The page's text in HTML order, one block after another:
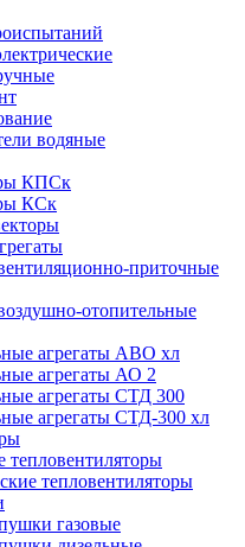
водяные
КПСк
КСк
приточные
отопительные
агрегаты АВО хл
агрегаты АО 2
агрегаты СТД 300
агрегаты СТД-300 хл
тепловентиляторы
тепловентиляторы
газовые